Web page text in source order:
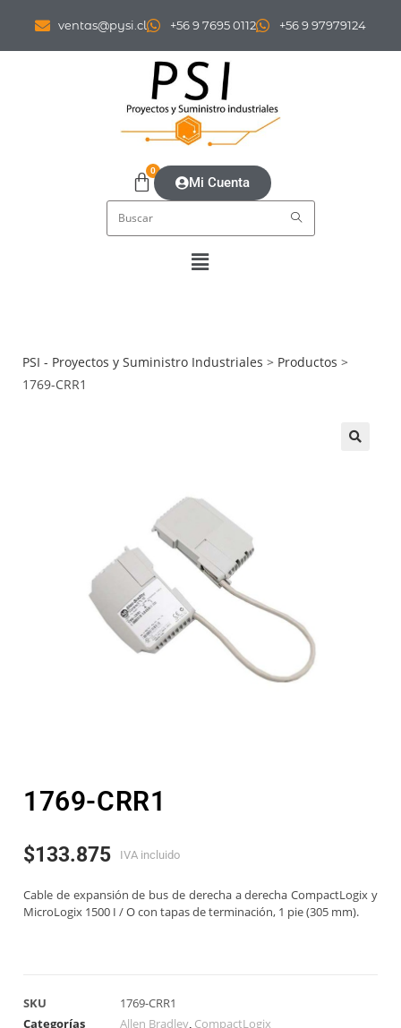
ventas@pysi.cl +56 9 7695 0112 +56 9 97979124
0
Mi Cuenta
PSI - Proyectos y Suministro Industriales > Productos >
1769-CRR1
1769-CRR1
$133.875 IVA incluido
Cable de expansión de bus de derecha a derecha CompactLogix y
MicroLogix 1500 I / O con tapas de terminación, 1 pie (305 mm).
SKU
1769-CRR1
Categorías
Allen Bradley, CompactLogix